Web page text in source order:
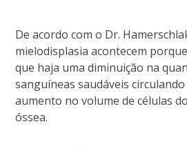
De acordo com o Dr.
mielodisplasia acontecem
que haja uma diminuição na
sanguíneas saudáveis
aumento no volume de células
óssea.